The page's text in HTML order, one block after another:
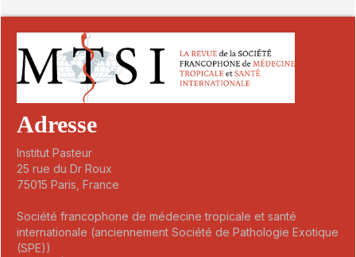
Adresse
Institut Pasteur
25 rue du Dr Roux
75015 Paris, France
Société francophone de médecine tropicale et santé
internationale (anciennement Société de Pathologie Exotique
(SPE))